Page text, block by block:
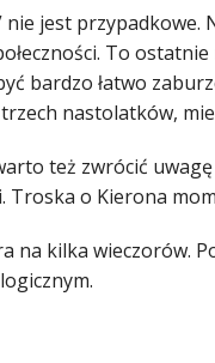
nie jest
To
bardzo łatwo
nastolatków,
też zwrócić
Troska o Kierona
na kilka wieczorów.